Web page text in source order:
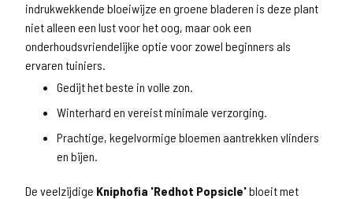
indrukwekkende bloeiwijze en groene bladeren is deze plant
niet alleen een lust voor het oog, maar ook een
onderhoudsvriendelijke optie voor zowel beginners als
ervaren tuiniers.
Gedijt het beste in volle zon.
Winterhard en vereist minimale verzorging.
Prachtige, kegelvormige bloemen aantrekken vlinders
en bijen.
De veelzijdige Kniphofia 'Redhot Popsicle'bloeit met